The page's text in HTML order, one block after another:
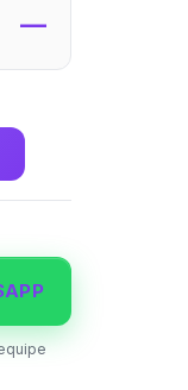
—